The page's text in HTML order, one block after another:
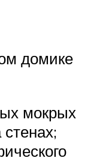
домике
мокрых